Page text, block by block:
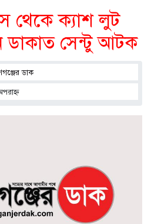
থেকে ক্যাশ লুট
ডাকাত সেন্টু আটক
ডাক